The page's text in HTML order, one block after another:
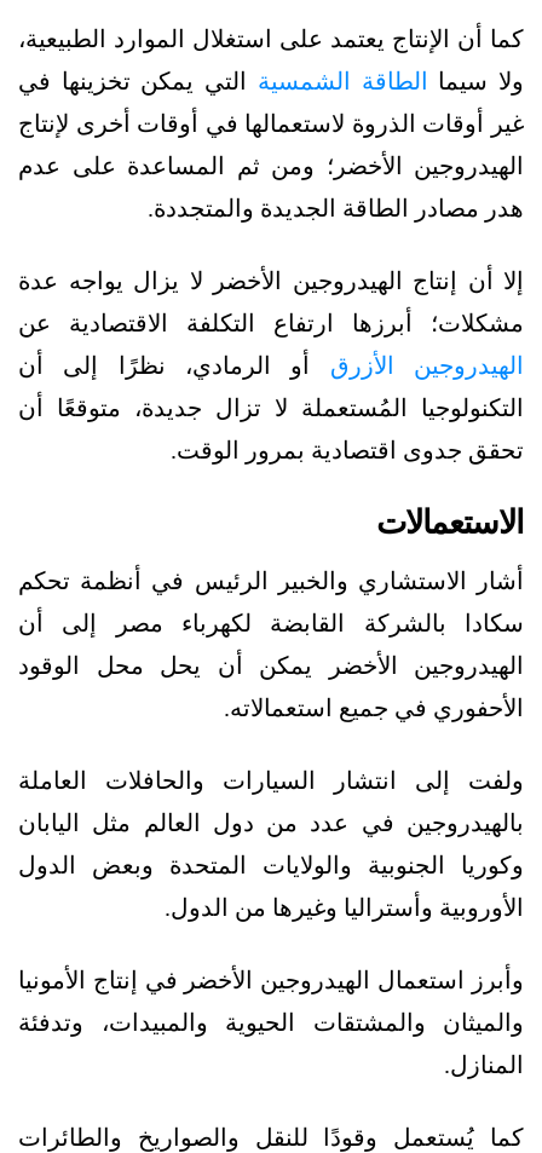
كما أن الإنتاج يعتمد على استغلال الموارد الطبيعية،
ولا سيما الطاقة الشمسية التي يمكن تخزينها في
غير أوقات الذروة لاستعمالها في أوقات أخرى لإنتاج
الهيدروجين الأخضر؛ ومن ثم المساعدة على عدم
هدر مصادر الطاقة الجديدة والمتجددة.
إلا أن إنتاج الهيدروجين الأخضر لا يزال يواجه عدة
مشكلات؛ أبرزها ارتفاع التكلفة الاقتصادية عن
الهيدروجين الأزرق أو الرمادي، نظرًا إلى أن
التكنولوجيا المُستعملة لا تزال جديدة، متوقعًا أن
تحقق جدوى اقتصادية بمرور الوقت.
الاستعمالات
أشار الاستشاري والخبير الرئيس في أنظمة تحكم
سكادا بالشركة القابضة لكهرباء مصر إلى أن
الهيدروجين الأخضر يمكن أن يحل محل الوقود
الأحفوري في جميع استعمالاته.
ولفت إلى انتشار السيارات والحافلات العاملة
بالهيدروجين في عدد من دول العالم مثل اليابان
وكوريا الجنوبية والولايات المتحدة وبعض الدول
الأوروبية وأستراليا وغيرها من الدول.
وأبرز استعمال الهيدروجين الأخضر في إنتاج الأمونيا
والميثان والمشتقات الحيوية والمبيدات، وتدفئة
المنازل.
كما يُستعمل وقودًا للنقل والصواريخ والطائرات